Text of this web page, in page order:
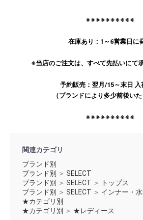
※※※※※※※※※※
在庫あり：1～6営業日に
※当店のご注文は、すべて先払いにて
予約販売：翌月/15～末日 入
（ブランドにより多少前後いた
※※※※※※※※※※
関連カテゴリ
ブランド別
ブランド別 ＞ SELECT
ブランド別 ＞ SELECT ＞
トップス
ブランド別 ＞ SELECT ＞ インナー・
★カテゴリ別
★カテゴリ別 ＞ ★レディース